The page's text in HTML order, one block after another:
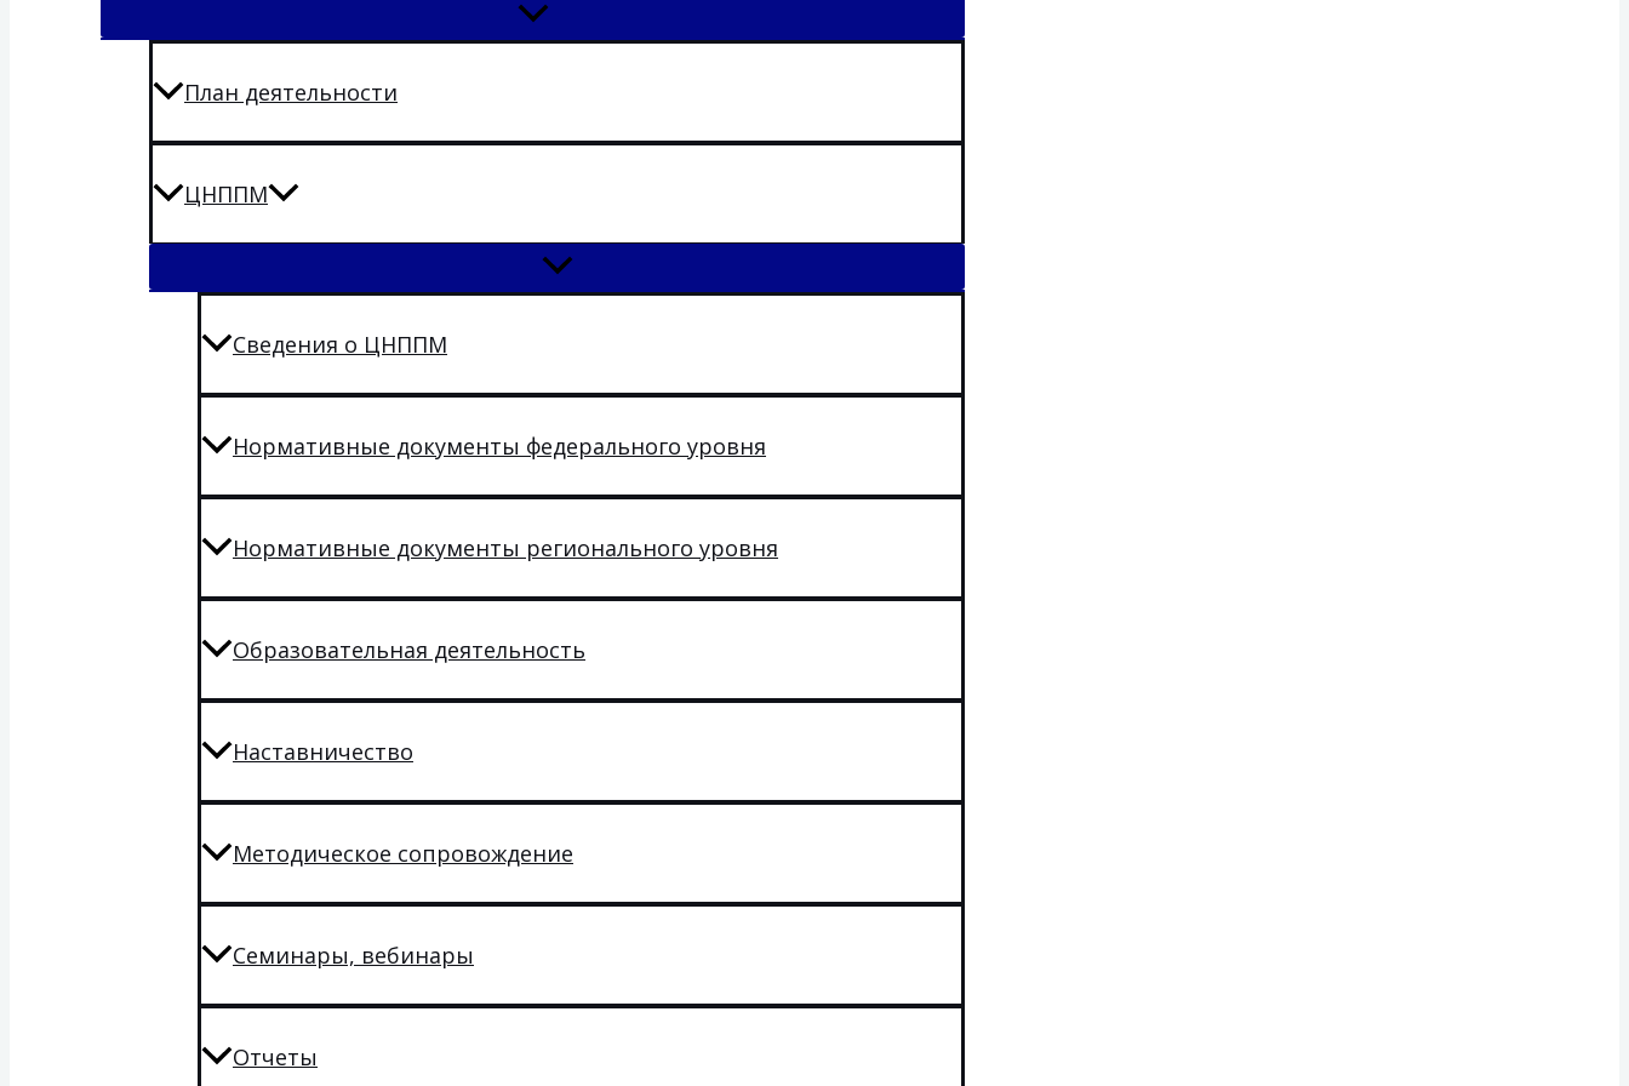
План деятельности
ЦНППМ
Сведения о ЦНППМ
Нормативные документы федерального уровня
Нормативные документы регионального уровня
Образовательная деятельность
Наставничество
Методическое сопровождение
Семинары, вебинары
Отчеты